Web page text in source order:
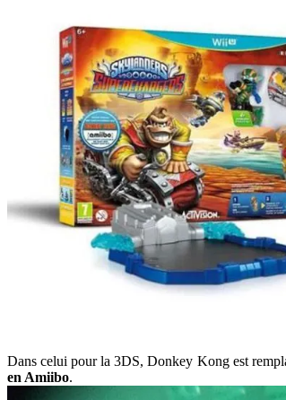
Dans celui pour la 3DS, Donkey Kong est
en Amiibo.